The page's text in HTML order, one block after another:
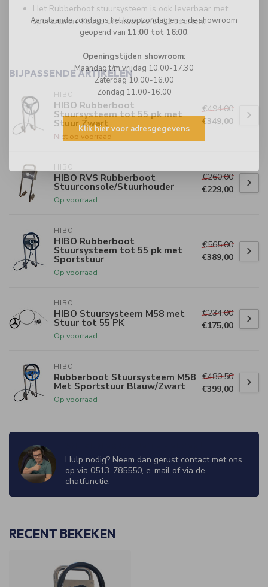
Het Rubberboot stuursysteem is ook leverbaar met
sportsturen. Keuze uit maar liefst 11 soorten.
BIJPASSENDE ARTIKELEN
HIBO
HIBO Rubberboot
Stuursysteem tot 55 pk met
Stuur Zwart
Niet op voorraad
€494,00
€349,00
HIBO
HIBO RVS Rubberboot
Stuurconsole/Stuurhouder
Op voorraad
€260,00
€229,00
HIBO
HIBO Rubberboot
Stuursysteem tot 55 pk met
Sportstuur
Op voorraad
€565,00
€389,00
HIBO
HIBO Stuursysteem M58 met
Stuur tot 55 PK
Op voorraad
€234,00
€175,00
HIBO
Rubberboot Stuursysteem M58
Met Sportstuur Blauw/Zwart
Op voorraad
€480,50
€399,00
Hulp nodig? Neem dan gerust contact met ons
op via 0513-785550, e-mail of via de
chatfunctie.
RECENT BEKEKEN
Aanstaande zondag is het koopzondag en is de showroom
geopend van 11:00 tot 16:00.
Openingstijden showroom:
Maandag t/m vrijdag 10.00-17.30
Zaterdag 10.00-16.00
Zondag 11.00-16.00
Klik hier voor adresgegevens